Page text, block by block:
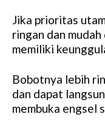
Jika prioritas
ringan dan
memiliki
Bobotnya lebih
dan dapat
membuka engsel